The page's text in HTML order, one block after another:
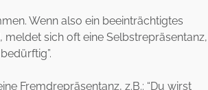
Wenn also ein beeinträchtigtes
meldet sich oft eine Selbstrepräsentanz,
Fremdrepräsentanz, z.B.: “Du wirst